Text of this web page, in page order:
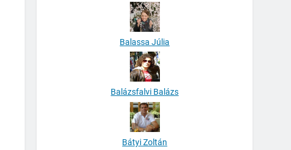
Balassa Júlia
Balázsfalvi Balázs
Bátyi Zoltán